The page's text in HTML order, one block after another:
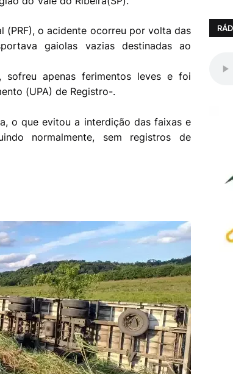
(PRF), o acidente ocorreu por volta das
gaiolas vazias destinadas ao
apenas ferimentos leves e foi
(UPA) de Registro-.
o que evitou a interdição das faixas e
normalmente, sem registros de